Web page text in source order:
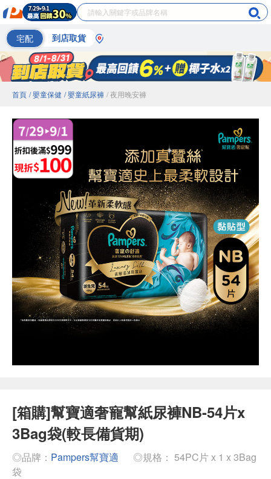
宅配 到店取貨
首頁 / 嬰童保健 / 嬰童紙尿褲 / 夜用晚安褲
[箱購]幫寶適奢寵幫紙尿褲NB-54片x
3Bag袋(較長備貨期)
◎品牌： Pampers幫寶適
◎規格： 54PC片 x 1 x 3Bag
袋